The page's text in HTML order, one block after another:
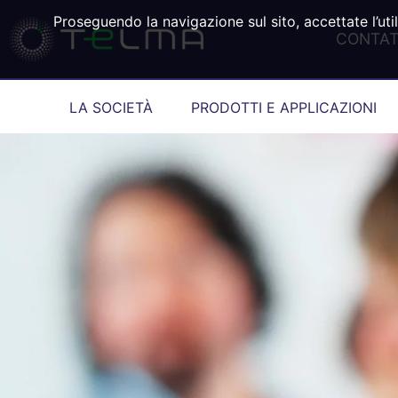
LA SOCIETÀ PRODOTTI E APPLICAZIONI
La
La
IL
Nos
Nos
Proseguendo la navigazione sul sito, accettate